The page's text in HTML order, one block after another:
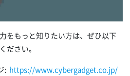
をもっと知りたい方は、ぜひ以下
ださい。
: https://www.cybergadget.co.jp/